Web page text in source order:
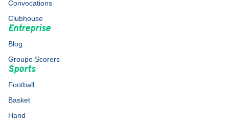
Convocations
Clubhouse
Entreprise
Blog
Groupe Scorers
Sports
Football
Basket
Hand